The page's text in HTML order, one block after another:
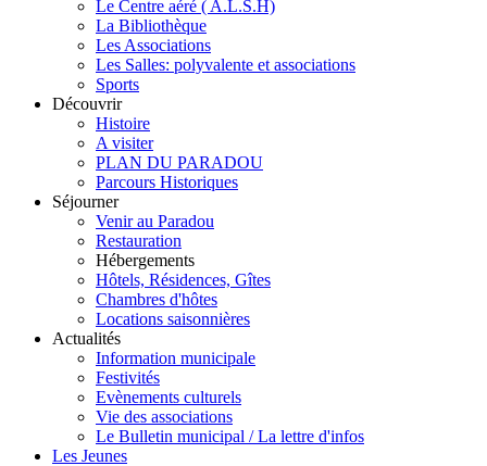
Le Centre aéré ( A.L.S.H)
La Bibliothèque
Les Associations
Les Salles: polyvalente et associations
Sports
Découvrir
Histoire
A visiter
PLAN DU PARADOU
Parcours Historiques
Séjourner
Venir au Paradou
Restauration
Hébergements
Hôtels, Résidences, Gîtes
Chambres d'hôtes
Locations saisonnières
Actualités
Information municipale
Festivités
Evènements culturels
Vie des associations
Le Bulletin municipal / La lettre d'infos
Les Jeunes